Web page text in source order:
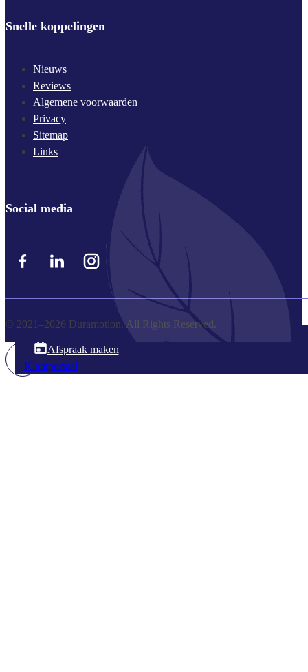
Afspraak maken
Klantportaal
Snelle koppelingen
Nieuws
Reviews
Algemene voorwaarden
Privacy
Sitemap
Links
Social media
© 2021–2026 Duramotion. All Rights Reserved.